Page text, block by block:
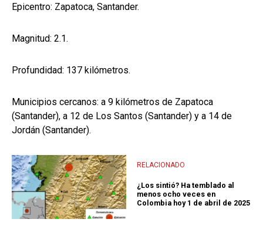
Epicentro: Zapatoca, Santander.
Magnitud: 2.1.
Profundidad: 137 kilómetros.
Municipios cercanos: a 9 kilómetros de Zapatoca
(Santander), a 12 de Los Santos (Santander) y a 14 de
Jordán (Santander).
RELACIONADO
¿Los sintió? Ha temblado al
menos ocho veces en
Colombia hoy 1 de abril de 2025